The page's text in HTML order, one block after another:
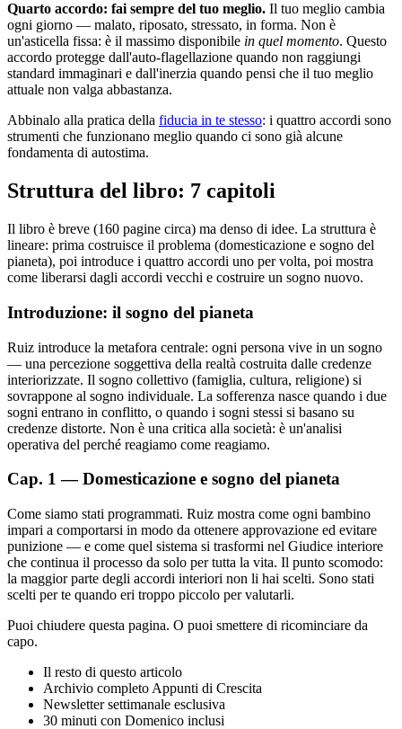
Quarto accordo: fai sempre del tuo meglio. Il tuo meglio cambia
ogni giorno — malato, riposato, stressato, in forma. Non è
un'asticella fissa: è il massimo disponibile in quel momento. Questo
accordo protegge dall'auto-flagellazione quando non raggiungi
standard immaginari e dall'inerzia quando pensi che il tuo meglio
attuale non valga abbastanza.
Abbinalo alla pratica della fiducia in te stesso: i quattro accordi sono
strumenti che funzionano meglio quando ci sono già alcune
fondamenta di autostima.
Struttura del libro: 7 capitoli
Il libro è breve (160 pagine circa) ma denso di idee. La struttura è
lineare: prima costruisce il problema (domesticazione e sogno del
pianeta), poi introduce i quattro accordi uno per volta, poi mostra
come liberarsi dagli accordi vecchi e costruire un sogno nuovo.
Introduzione: il sogno del pianeta
Ruiz introduce la metafora centrale: ogni persona vive in un sogno
— una percezione soggettiva della realtà costruita dalle credenze
interiorizzate. Il sogno collettivo (famiglia, cultura, religione) si
sovrappone al sogno individuale. La sofferenza nasce quando i due
sogni entrano in conflitto, o quando i sogni stessi si basano su
credenze distorte. Non è una critica alla società: è un'analisi
operativa del perché reagiamo come reagiamo.
Cap. 1 — Domesticazione e sogno del pianeta
Come siamo stati programmati. Ruiz mostra come ogni bambino
impari a comportarsi in modo da ottenere approvazione ed evitare
punizione — e come quel sistema si trasformi nel Giudice interiore
che continua il processo da solo per tutta la vita. Il punto scomodo:
la maggior parte degli accordi interiori non li hai scelti. Sono stati
scelti per te quando eri troppo piccolo per valutarli.
Puoi chiudere questa pagina. O puoi smettere di ricominciare da
capo.
Il resto di questo articolo
Archivio completo Appunti di Crescita
Newsletter settimanale esclusiva
30 minuti con Domenico inclusi